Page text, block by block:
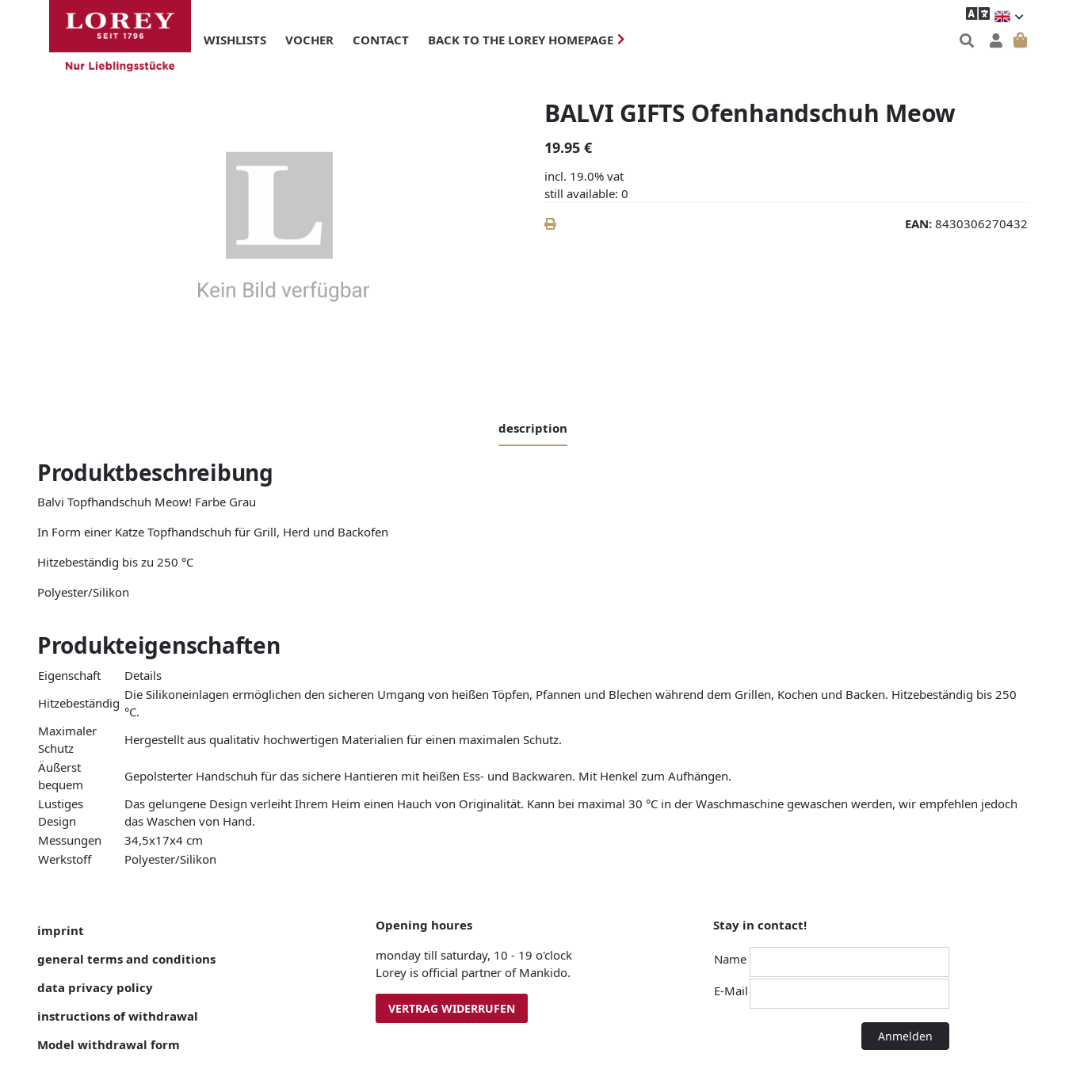
WISHLISTS VOCHER CONTACT BACK TO THE LOREY HOMEPAGE
BALVI GIFTS Ofenhandschuh Meow
19.95 €
incl. 19.0% vat
still available: 0
EAN: 8430306270432
description
Produktbeschreibung
Balvi Topfhandschuh Meow! Farbe Grau
In Form einer Katze Topfhandschuh für Grill, Herd und Backofen
Hitzebeständig bis zu 250 °C
Polyester/Silikon
Produkteigenschaften
Eigenschaft
Details
Hitzebeständig
Die Silikoneinlagen ermöglichen den sicheren Umgang von heißen Töpfen, Pfannen und Blechen während dem Grillen, Kochen und Backen. Hitzebeständig bis 250
°C.
Maximaler
Schutz
Hergestellt aus qualitativ hochwertigen Materialien für einen maximalen Schutz.
Äußerst
bequem
Gepolsterter Handschuh für das sichere Hantieren mit heißen Ess- und Backwaren. Mit Henkel zum Aufhängen.
Lustiges
Design
Das gelungene Design verleiht Ihrem Heim einen Hauch von Originalität. Kann bei maximal 30 °C in der Waschmaschine gewaschen werden, wir empfehlen jedoch
das Waschen von Hand.
Messungen
34,5x17x4 cm
Werkstoff
Polyester/Silikon
imprint
general terms and conditions
data privacy policy
instructions of withdrawal
Model withdrawal form
Opening houres
monday till saturday, 10 - 19 o'clock
Lorey is official partner of Mankido.
VERTRAG WIDERRUFEN
Stay in contact!
Name
E-Mail